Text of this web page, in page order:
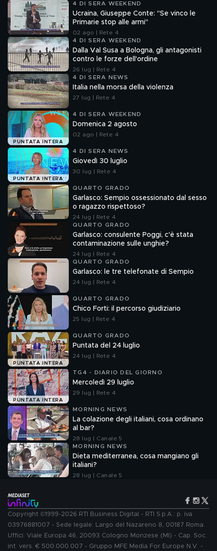
4 DI SERA WEEKEND
Ucraina, Giuseppe Conte: "Se vinco le
Primarie stop alle armi"
02 ago | Rete 4
4 DI SERA WEEKEND
Dalla Val Susa a Bologna, gli antagonisti
contro le forze dell'ordine
26 lug | Rete 4
4 DI SERA NEWS
Italia nella morsa della violenza
27 lug | Rete 4
PUNTATA INTERA
4 DI SERA WEEKEND
Domenica 2 agosto
02 ago | Rete 4
PUNTATA INTERA
4 DI SERA NEWS
Giovedì 30 luglio
30 lug | Rete 4
QUARTO GRADO
Garlasco: Sempio ossessionato dal sesso
o ragazzo rispettoso?
24 lug | Rete 4
QUARTO GRADO
Garlasco: consulente Poggi, c'è stata
contaminazione sulle unghie?
24 lug | Rete 4
QUARTO GRADO
Garlasco: le tre telefonate di Sempio
24 lug | Rete 4
QUARTO GRADO
Chico Forti: il percorso giudiziario
25 lug | Rete 4
PUNTATA INTERA
QUARTO GRADO
Puntata del 24 luglio
24 lug | Rete 4
PUNTATA INTERA
TG4 - DIARIO DEL GIORNO
Mercoledì 29 luglio
29 lug | Rete 4
MORNING NEWS
La colazione degli italiani, cosa ordinano
al bar?
28 lug | Canale 5
MORNING NEWS
Dieta mediterranea, cosa mangiano gli
italiani?
28 lug | Canale 5
Copyright ©1999-2026 RTI Business Digital - RTI S.p.A.: p. iva
03976881007 - Sede legale: Largo del Nazareno 8, 00187 Roma.
Uffici: Viale Europa 46, 20093 Cologno Monzese (MI) - Cap. Soc.
int. vers. € 500.000.007 - Gruppo MFE Media For Europe N.V. -